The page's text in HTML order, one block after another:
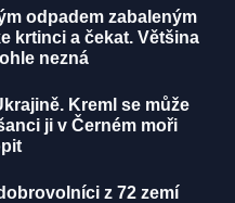
odpadem zabaleným
krtinci a čekat. Většina
nezná
Kreml se může
ji v Černém moři
z 72 zemí